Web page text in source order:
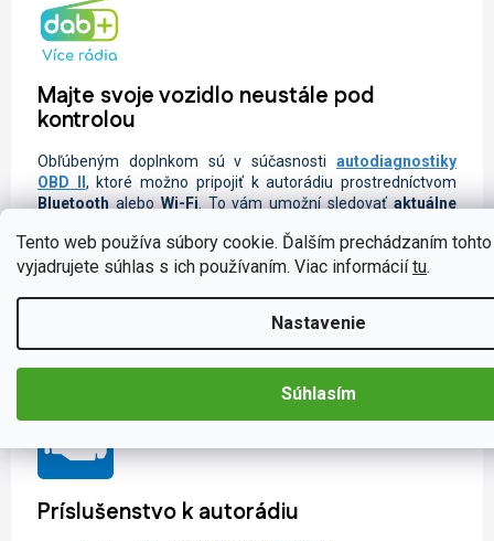
Tento web používa súbory cookie. Ďalším prechádzaním
vyjadrujete súhlas s ich používaním. Viac informáciítu.
Nastavenie
Súhlasím
Majte svoje vozidlo neustále pod
kontrolou
Obľúbeným doplnkom sú v súčasnosti autodiagnostiky
OBD II , ktoré možno pripojiť k autorádiu prostredníctvom
BluetoothaleboWi-Fi. To vám umožní sledovaťaktuálne
používateľov jemonitorovanie spotreby,teploty oleja,
otáčok motora ,tlaku turba,preťaženia motora,tlaku
Používateľom odporúčame do
zariadenia nainštalovať aplikáciuCar Scanner ELM
OBD2,ktorá je overená a dostupná vGoogleobchode.
Príslušenstvo k autorádiu